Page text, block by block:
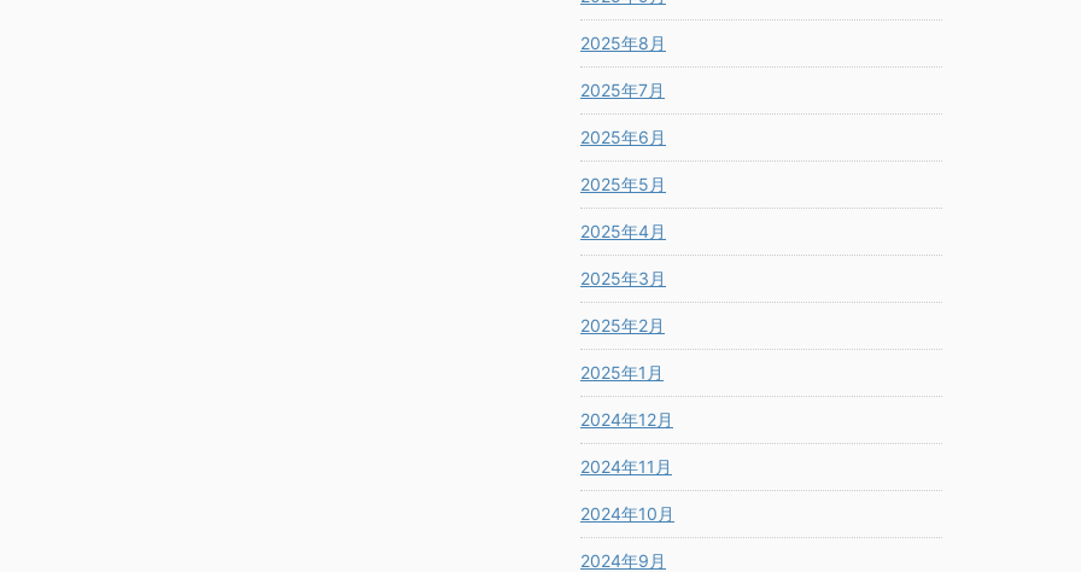
2025年8月
2025年7月
2025年6月
2025年5月
2025年4月
2025年3月
2025年2月
2025年1月
2024年12月
2024年11月
2024年10月
2024年9月